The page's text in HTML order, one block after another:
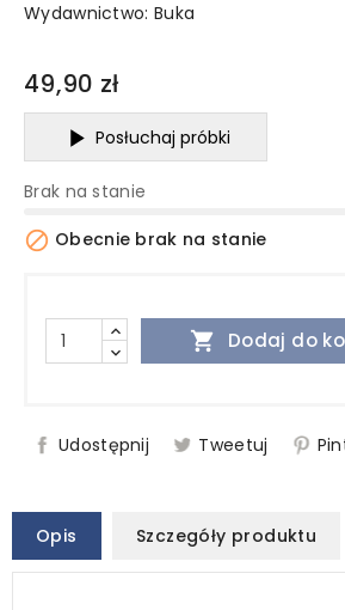
Wydawnictwo: Buka
49,90 zł
Posłuchaj próbki
Brak na stanie
 Obecnie brak na stanie
 Dodaj do
Udostępnij Tweetuj
Opis Szczegóły produktu